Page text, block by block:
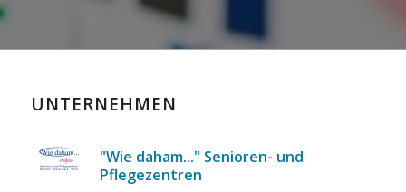
UNTERNEHMEN
"Wie daham..." Senioren- und
Pflegezentren